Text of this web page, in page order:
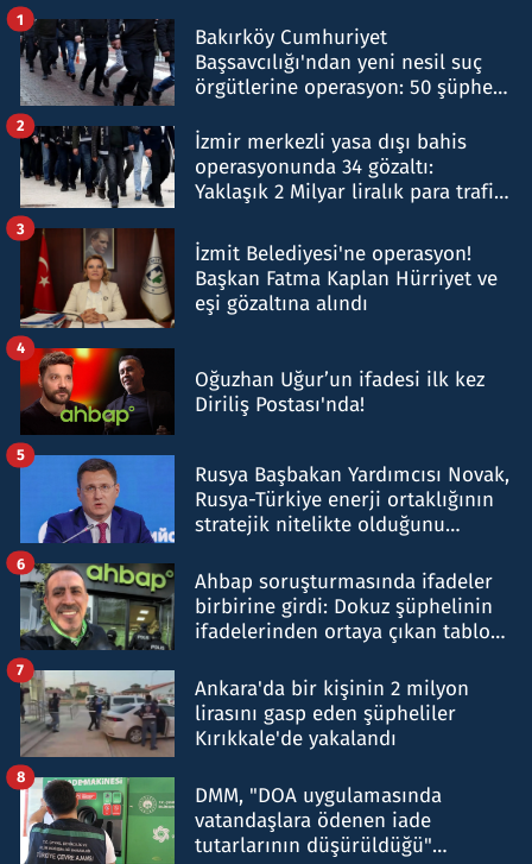
Bakırköy Cumhuriyet
Başsavcılığı'ndan yeni nesil suç
örgütlerine operasyon: 50 şüpheli
1
İzmir merkezli yasa dışı bahis
operasyonunda 34 gözaltı:
Yaklaşık 2 Milyar liralık para trafiği
2
İzmit Belediyesi'ne operasyon!
Başkan Fatma Kaplan Hürriyet ve
eşi gözaltına alındı
3
Oğuzhan Uğur’un ifadesi ilk kez
Diriliş Postası'nda!
4
Rusya Başbakan Yardımcısı Novak,
Rusya-Türkiye enerji ortaklığının
stratejik nitelikte olduğunu
5
Ahbap soruşturmasında ifadeler
birbirine girdi: Dokuz şüphelinin
ifadelerinden ortaya çıkan tablo
6
Ankara'da bir kişinin 2 milyon
lirasını gasp eden şüpheliler
Kırıkkale'de yakalandı
7
DMM, "DOA uygulamasında
vatandaşlara ödenen iade
tutarlarının düşürüldüğü"
8